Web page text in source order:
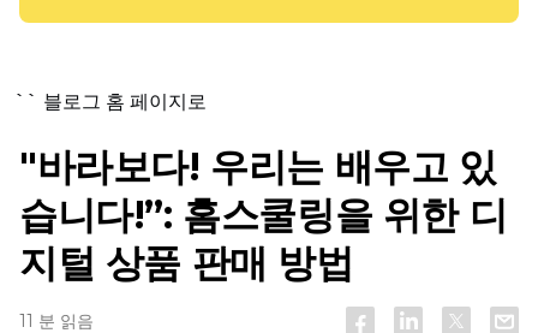
`` 블로그 홈 페이지로
"바라보다! 우리는 배우고 있
습니다!”: 홈스쿨링을 위한 디
지털 상품 판매 방법
11 분 읽음